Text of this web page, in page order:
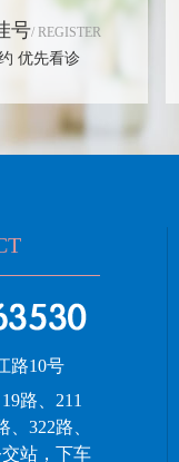
号/ REGISTER
优先看诊
路10号
路、211
、322路、
站，下车